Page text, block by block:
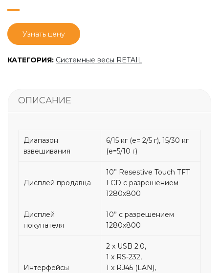
Узнать цену
КАТЕГОРИЯ: Системные весы RETAIL
ОПИСАНИЕ
Диапазон
взвешивания
6/15 кг (е= 2/5 г), 15/30 кг
(е=5/10 г)
Дисплей продавца
10” Resestive Touch ТFT
LCD с разрешением
1280х800
Дисплей
покупателя
10” с разрешением
1280х800
Интерфейсы
2 x USB 2.0,
1 x RS-232,
1 x RJ45 (LAN),